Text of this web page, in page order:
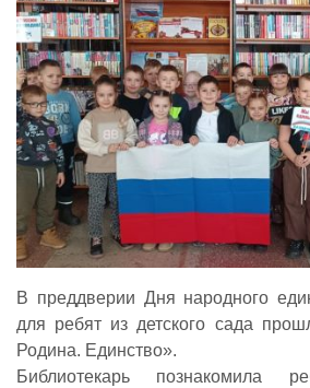
В преддверии Дня народного
для ребят из детского сада
Родина. Единство».
Библиотекарь познакомила